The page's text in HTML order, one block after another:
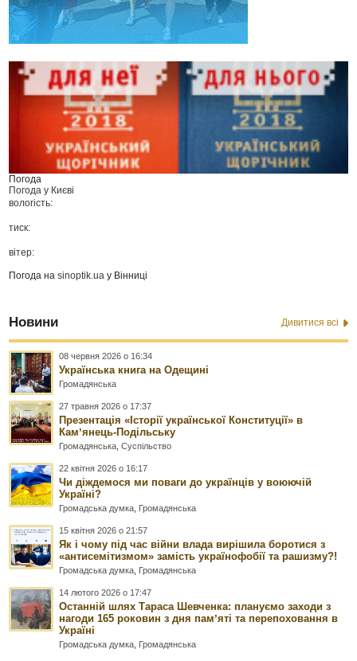
Погода
Погода у Києві
вологість:
тиск:
вітер:
Погода наsinoptik.ua у Вінниці
Новини Дивитися всі
08 червня 2026 о 16:34
Українська книга на Одещині
Громадянська
27 травня 2026 о 17:37
Презентація «Історії української Конституції» в
Камʼянець-Подільську
Громадянська ,Суспільство
22 квітня 2026 о 16:17
Чи діждемося ми поваги до українців у воюючій
Україні?
Громадська думка Громадянська
15 квітня 2026 о 21:57
Як і чому під час війни влада вирішила боротися з
«антисемітизмом» замість українофобії та рашизму?!
Громадська думка Громадянська
14 лютого 2026 о 17:47
Останній шлях Тараса Шевченка: плануємо заходи з
нагоди 165 роковин з дня памʼяті та перепоховання в
Україні
Громадська думка Громадянська